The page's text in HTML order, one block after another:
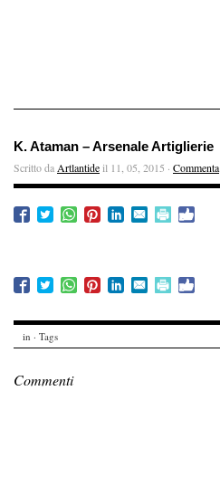
K. Ataman – Arsenale Artiglierie
Scritto da Artlantideil 11, 05, 2015 · Commenta
in · Tags
Commenti